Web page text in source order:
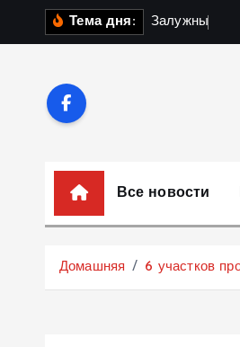
Тема дня: Залужны
Все новости
Домашняя 6 участков